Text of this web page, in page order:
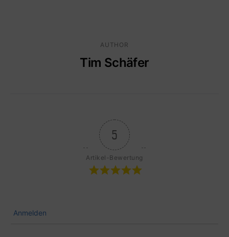
AUTHOR
Tim Schäfer
5
Artikel-Bewertung
Anmelden